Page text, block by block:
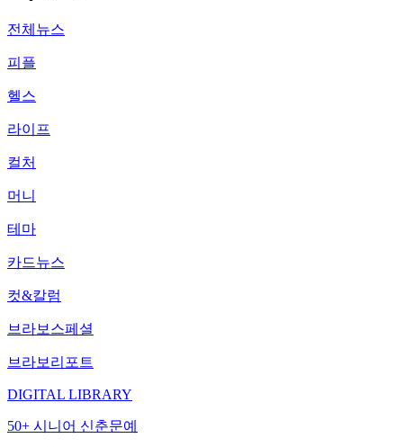
전체뉴스
피플
헬스
라이프
컬처
머니
테마
카드뉴스
컷&칼럼
브라보스페셜
브라보리포트
DIGITAL LIBRARY
50+ 시니어 신춘문예